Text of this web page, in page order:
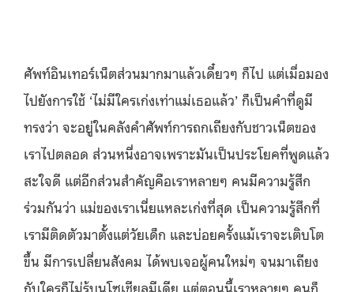
ศัพท์อินเทอร์เน็ตส่วนมากมาแล้วเดี๋ยวๆ ก็ไป แต่เมื่อมอง
ไปยังการใช้ ‘ไม่มีใครเก่งเท่าแม่เธอแล้ว’ ก็เป็นคำที่ดูมี
ทรงว่า จะอยู่ในคลังคำศัพท์การถกเถียงกับชาวเน็ตของ
เราไปตลอด ส่วนหนึ่งอาจเพราะมันเป็นประโยคที่พูดแล้ว
สะใจดี แต่อีกส่วนสำคัญคือเราหลายๆ คนมีความรู้สึก
ร่วมกันว่า แม่ของเราเนี่ยแหละเก่งที่สุด เป็นความรู้สึกที่
เรามีติดตัวมาตั้งแต่วัยเด็ก และบ่อยครั้งแม้เราจะเติบโต
ขึ้น มีการเปลี่ยนสังคม ได้พบเจอผู้คนใหม่ๆ จนมาเถียง
กับใครก็ไม่รู้บนโซเชียลมีเดีย แต่ตอนนี้เราหลายๆ คนก็